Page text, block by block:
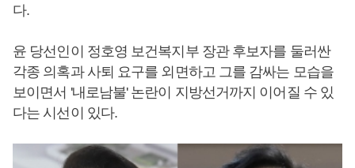
다.
윤 당선인이 정호영 보건복지부 장관 후보자를 둘러싼
각종 의혹과 사퇴 요구를 외면하고 그를 감싸는 모습을
보이면서 '내로남불' 논란이 지방선거까지 이어질 수 있
다는 시선이 있다.